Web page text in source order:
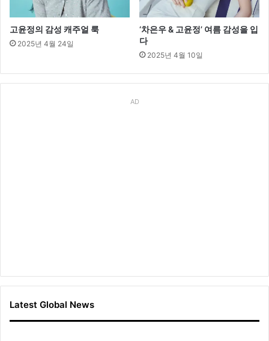
고윤정의 감성 캐주얼 룩
2025년 4월 24일
‘차은우 & 고윤정’ 여름 감성을 입
다
2025년 4월 10일
AD
Latest Global News